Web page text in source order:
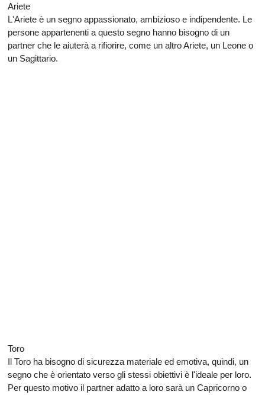
Ariete
L'Ariete è un segno appassionato, ambizioso e indipendente. Le
persone appartenenti a questo segno hanno bisogno di un
partner che le aiuterà a rifiorire, come un altro Ariete, un Leone o
un Sagittario.
Toro
Il Toro ha bisogno di sicurezza materiale ed emotiva, quindi, un
segno che è orientato verso gli stessi obiettivi è l'ideale per loro.
Per questo motivo il partner adatto a loro sarà un Capricorno o